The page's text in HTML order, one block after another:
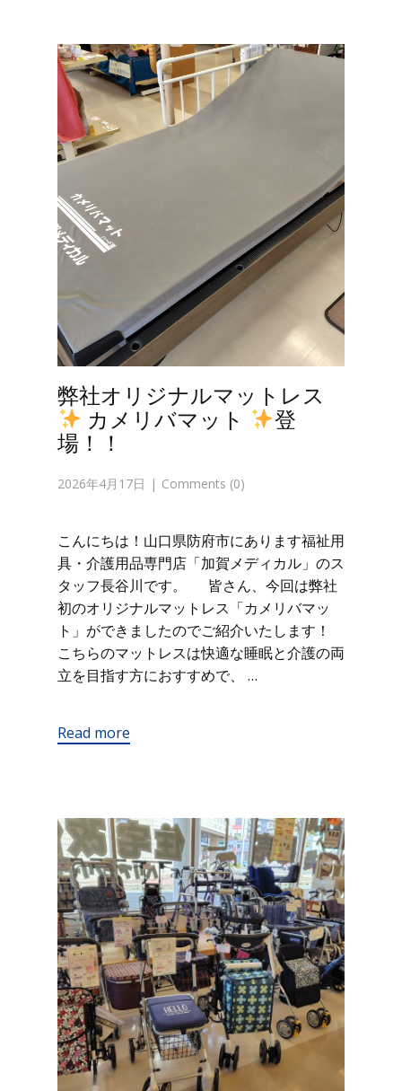
弊社オリジナルマットレス
カメリバマット
登
場！！
2026年4月17日 Comments (0)
こんにちは！山口県防府市にあります福祉用
具・介護用品専門店「加賀メディカル」のス
タッフ長谷川です。 皆さん、今回は弊社
初のオリジナルマットレス「カメリバマッ
ト」ができましたのでご紹介いたします！
こちらのマットレスは快適な睡眠と介護の両
立を目指す方におすすめで、 …
Read more